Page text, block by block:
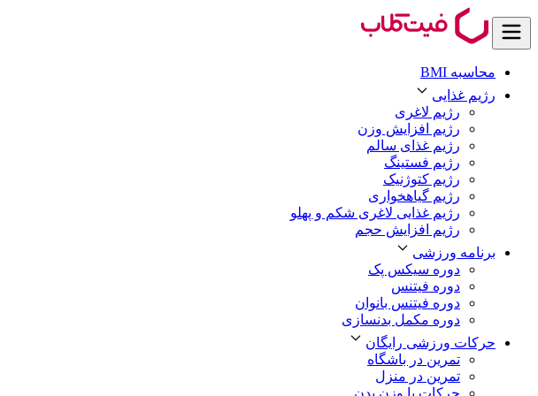
محاسبه BMI
رژیم غذایی
رژیم لاغری
رژیم افزایش وزن
رژیم غذای سالم
رژیم فستینگ
رژیم کتوژنیک
رژیم گیاهخواری
رژیم غذایی لاغری شکم و پهلو
رژیم افزایش حجم
برنامه ورزشی
دوره سیکس پک
دوره فیتنس
دوره فیتنس بانوان
دوره مکمل بدنسازی
حرکات ورزشی رایگان
تمرین در باشگاه
تمرین در منزل
حرکات با وزن بدن